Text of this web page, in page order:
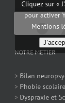
Cliquez sur «
pour activer
Mentions
NOTRE METIER
> Bilan
> Phobie scolaire
> Dyspraxie et